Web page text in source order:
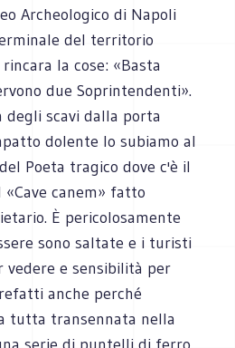
Archeologico di Napoli
del territorio
la cose: «Basta
due Soprintendenti».
scavi dalla porta
dolente lo subiamo al
Poeta tragico dove c'è il
canem» fatto
È pericolosamente
sono saltate e i turisti
vedere e sensibilità per
anche perché
tutta transennata nella